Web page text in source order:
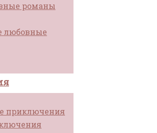
романы
любовные
приключения